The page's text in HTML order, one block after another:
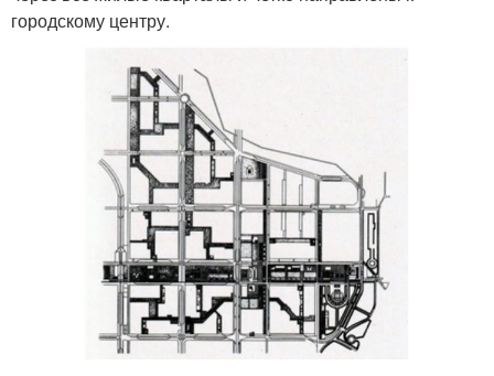
городскому центру.